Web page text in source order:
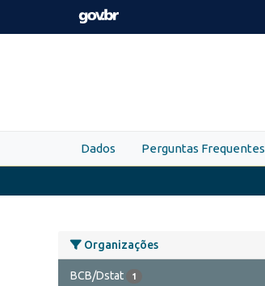
Skip to main content
Dados Perguntas Frequentes
Organizações
BCB/Dstat 1